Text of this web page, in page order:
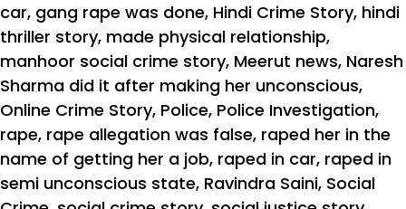
car, gang rape was done, Hindi Crime Story, hindi
thriller story, made physical relationship,
manhoor social crime story, Meerut news, Naresh
Sharma did it after making her unconscious,
Online Crime Story, Police, Police Investigation,
rape, rape allegation was false, raped her in the
name of getting her a job, raped in car, raped in
semi unconscious state, Ravindra Saini, Social